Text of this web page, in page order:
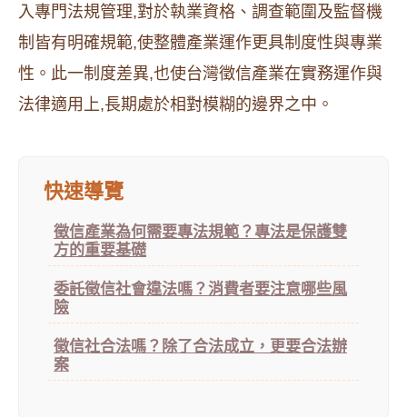
入專門法規管理,對於執業資格、調查範圍及監督機
制皆有明確規範,使整體產業運作更具制度性與專業
性。此一制度差異,也使台灣徵信產業在實務運作與
法律適用上,長期處於相對模糊的邊界之中。
快速導覽
徵信產業為何需要專法規範？專法是保護雙
方的重要基礎
委託徵信社會違法嗎？消費者要注意哪些風
險
徵信社合法嗎？除了合法成立，更要合法辦
案